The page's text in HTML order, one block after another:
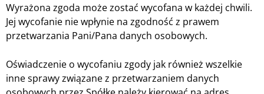
Wyrażona zgoda może zostać wycofana w każdej chwili.
Jej wycofanie nie wpłynie na zgodność z prawem
przetwarzania Pani/Pana danych osobowych.
Oświadczenie o wycofaniu zgody jak również wszelkie
inne sprawy związane z przetwarzaniem danych